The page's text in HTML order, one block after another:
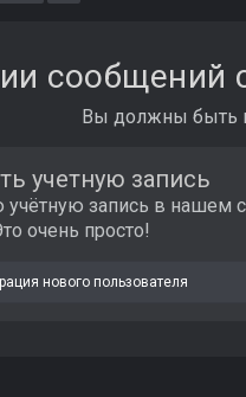
сообщений
Вы должны быть
учетную запись
учётную запись в нашем
очень просто!
нового пользователя